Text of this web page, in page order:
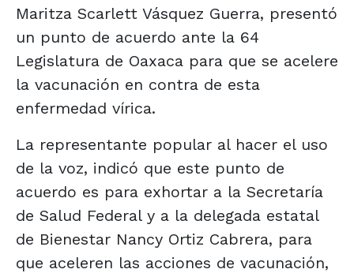
Maritza Scarlett Vásquez Guerra, presentó
un punto de acuerdo ante la 64
Legislatura de Oaxaca para que se acelere
la vacunación en contra de esta
enfermedad vírica.
La representante popular al hacer el uso
de la voz, indicó que este punto de
acuerdo es para exhortar a la Secretaría
de Salud Federal y a la delegada estatal
de Bienestar Nancy Ortiz Cabrera, para
que aceleren las acciones de vacunación,